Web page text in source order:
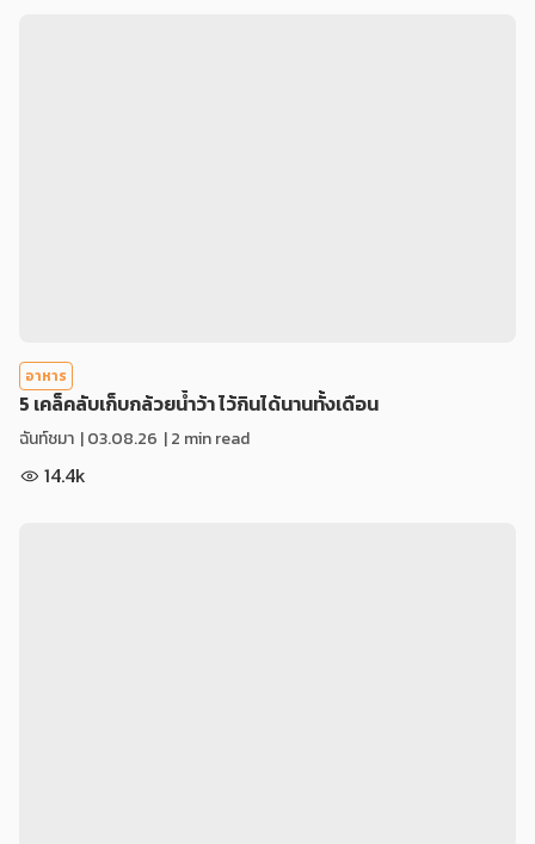
อาหาร
5 เคล็คลับเก็บกล้วยน้ำว้า ไว้กินได้นานทั้งเดือน
ฉันท์ชมา |03.08.26 | 2 min read
14.4k